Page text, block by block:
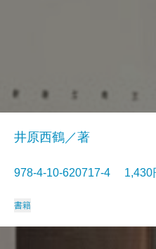
井原西鶴／著
978-4-10-620717-4
書籍